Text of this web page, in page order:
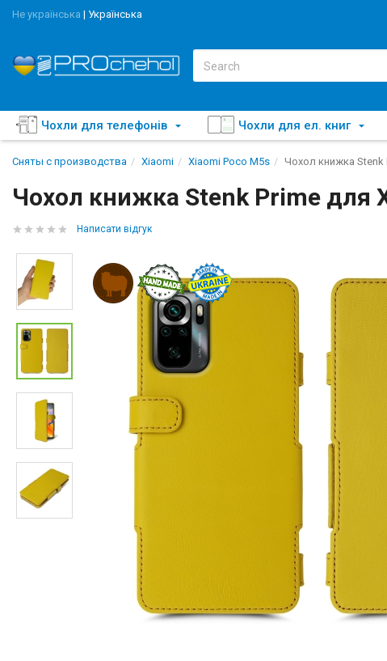
Не українська | Українська
Чохли для телефонів Чохли для ел. книг
Сняты с производства Xiaomi Xiaomi Poco M5s Чохол книжка Stenk
Чохол книжка Stenk Prime для
Написати відгук